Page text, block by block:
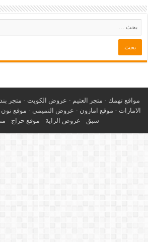
مواقع تهمك - متجر العثيم - عروض الكويت - متجر
الامارات - موقع امازون - عروض التميمي - موقع نون
سبق - عروض الراية - موقع حراج -